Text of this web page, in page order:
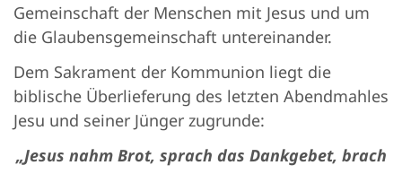
Gemeinschaft der Menschen mit Jesus und um
die Glaubensgemeinschaft untereinander.
Dem Sakrament der Kommunion liegt die
biblische Überlieferung des letzten Abendmahles
Jesu und seiner Jünger zugrunde:
„Jesus nahm Brot, sprach das Dankgebet, brach